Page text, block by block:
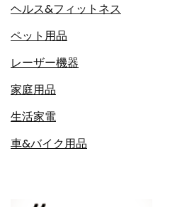
ヘルス&フィットネス
ペット用品
レーザー機器
家庭用品
生活家電
車&バイク用品